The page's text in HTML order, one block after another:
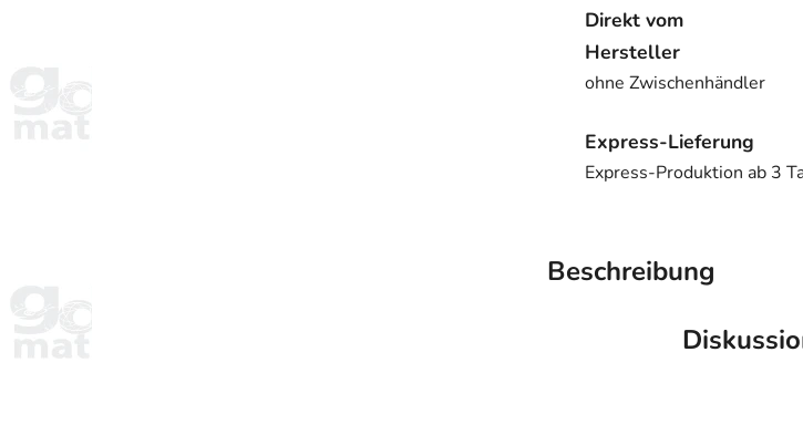
Direkt vom
Hersteller
ohne Zwischenhändler
Express-Lieferung
Express-Produktion ab 3
Beschreibung